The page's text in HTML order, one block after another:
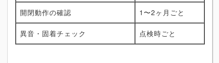
開閉動作の確認 1〜2ヶ月ごと
異音・固着チェック 点検時ごと